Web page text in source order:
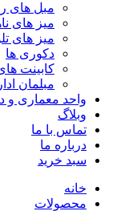
مبل های
میز های
میز های
دکوری ها
کابینت
مبلمان
واحد معماری و
وبلاگ
تماس با ما
درباره ما
سبد خرید
خانه
محصولات